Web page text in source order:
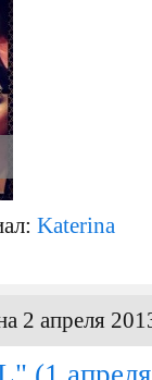
Katerina
2 апреля